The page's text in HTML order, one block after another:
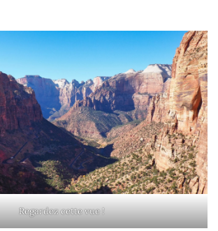
Regardez cette vue !